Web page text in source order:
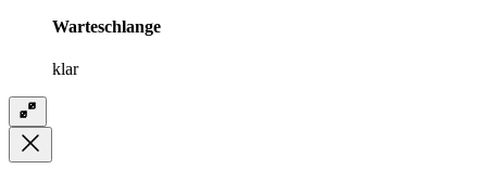
Warteschlange
klar